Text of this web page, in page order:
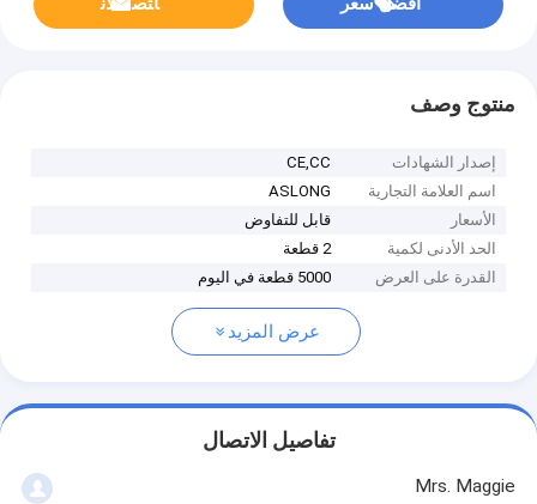
منتوج وصف
إصدار الشهادات
CE,CC
اسم العلامة التجارية
ASLONG
الأسعار
قابل للتفاوض
الحد الأدنى لكمية
2 قطعة
القدرة على العرض
5000 قطعة في اليوم
عرض المزيد
تفاصيل الاتصال
Mrs. Maggie